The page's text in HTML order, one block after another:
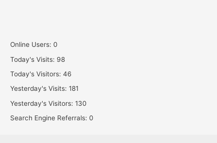
Online Users:0
Today's Visits: 98
Today's Visitors:46
Yesterday's Visits:181
Yesterday's Visitors:130
Search Engine Referrals:0